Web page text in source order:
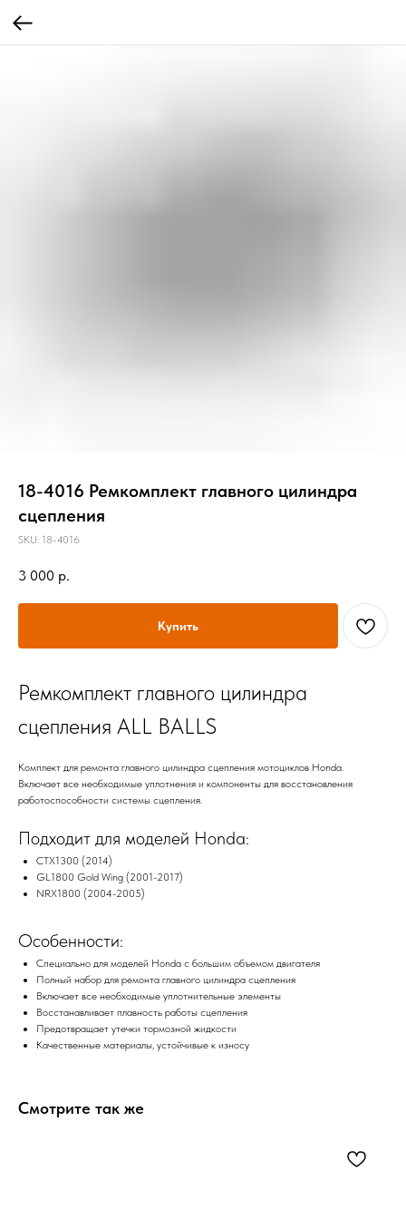
18-4016 Ремкомплект главного цилиндра
сцепления
SKU: 18-4016
3 000 р.
Купить
Ремкомплект главного цилиндра
сцепления ALL BALLS
Комплект для ремонта главного цилиндра сцепления мотоциклов Honda.
Включает все необходимые уплотнения и компоненты для восстановления
работоспособности системы сцепления.
Подходит для моделей Honda:
CTX1300 (2014)
GL1800 Gold Wing (2001-2017)
NRX1800 (2004-2005)
Особенности:
Специально для моделей Honda с большим объемом двигателя
Полный набор для ремонта главного цилиндра сцепления
Включает все необходимые уплотнительные элементы
Восстанавливает плавность работы сцепления
Предотвращает утечки тормозной жидкости
Качественные материалы, устойчивые к износу
Смотрите так же